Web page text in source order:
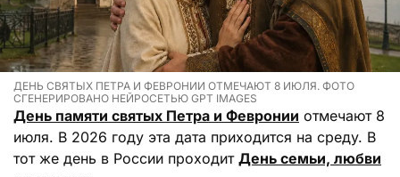
ДЕНЬ СВЯТЫХ ПЕТРА И ФЕВРОНИИ ОТМЕЧАЮТ 8 ИЮЛЯ. ФОТО
СГЕНЕРИРОВАНО НЕЙРОСЕТЬЮ GPT IMAGES
День памяти святых Петра и Февронии отмечают 8
июля. В 2026 году эта дата приходится на среду. В
тот же день в России проходит День семьи, любви